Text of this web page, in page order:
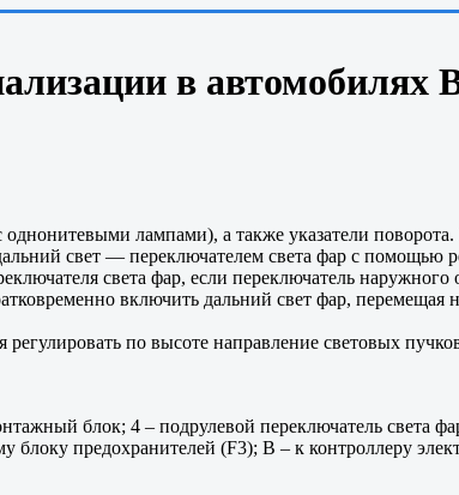
в автомобилях
лампами), а также указатели
свет — переключателем света фар с помощью
света фар, если переключатель наружного
включить дальний свет фар, перемещая
по высоте направление световых
блок; 4 – подрулевой переключатель света
предохранителей (F3); В – к контроллеру